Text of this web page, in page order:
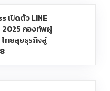
เปิดตัว LINE
2025 กองทัพผู้
ไทยลุยธุรกิจสู่